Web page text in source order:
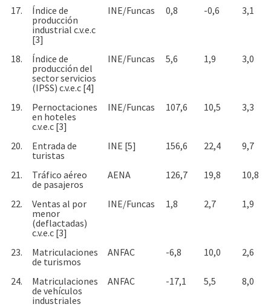
17.
Índice de
producción
industrial c.v.e.c
[3]
INE/Funcas 0,8 -0,6 3,1
18.
Índice de
producción del
sector servicios
(IPSS) c.v.e.c [4]
INE/Funcas 5,6 1,9 3,0
19.
Pernoctaciones
en hoteles
c.v.e.c [3]
INE/Funcas 107,6 10,5 3,3
20.
Entrada de
turistas
INE [5] 156,6 22,4 9,7
21.
Tráfico aéreo
de pasajeros
AENA 126,7 19,8 10,8
22.
Ventas al por
menor
(deflactadas)
c.v.e.c [3]
INE/Funcas 1,8 2,7 1,9
23.
Matriculaciones
de turismos
ANFAC -6,8 10,0 2,6
24.
Matriculaciones
de vehículos
industriales
ANFAC -17,1 5,5 8,0